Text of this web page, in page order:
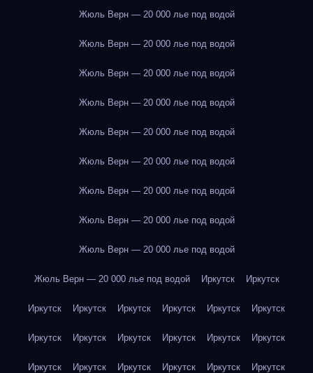
Жюль Верн — 20 000 лье под водой
Жюль Верн — 20 000 лье под водой
Жюль Верн — 20 000 лье под водой
Жюль Верн — 20 000 лье под водой
Жюль Верн — 20 000 лье под водой
Жюль Верн — 20 000 лье под водой
Жюль Верн — 20 000 лье под водой
Жюль Верн — 20 000 лье под водой
Жюль Верн — 20 000 лье под водой
Жюль Верн — 20 000 лье под водой Иркутск Иркутск
Иркутск Иркутск Иркутск Иркутск Иркутск Иркутск
Иркутск Иркутск Иркутск Иркутск Иркутск Иркутск
Иркутск Иркутск Иркутск Иркутск Иркутск Иркутск